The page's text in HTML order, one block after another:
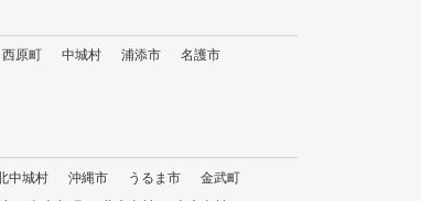
西原町 中城村 浦添市
名護市
中城村 沖縄市 うるま市
金武町